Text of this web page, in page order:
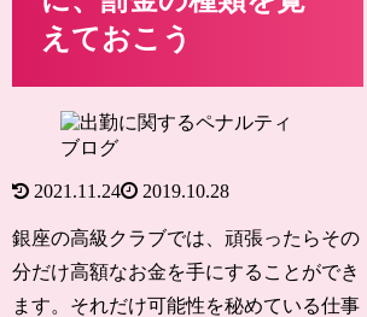
えておこう
ブログ
2021.11.24 2019.10.28
銀座の高級クラブでは、頑張ったらその
分だけ高額なお金を手にすることができ
ます。それだけ可能性を秘めている仕事